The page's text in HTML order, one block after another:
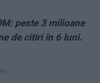
peste 3 milioane
de citiri în 6 luni.
-